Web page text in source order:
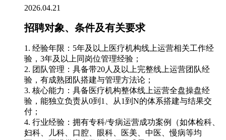
2026.04.21
招聘对象、条件及有关要求
1. 经验年限：5年及以上医疗机构线上运营相关工作经
验，3年及以上同岗位管理经验；
2. 团队管理：具备带20人及以上完整线上运营团队经
验，有成熟团队搭建与管理方法论；
3. 核心能力：具备医疗机构整体线上运营全盘操盘经
验，能独立负责从0到1、从1到N的体系搭建与结果交
付；
4. 行业经验：拥有专科/专病运营成功案例（如体检科、
妇科、儿科、口腔、眼科、医美、中医、慢病等均